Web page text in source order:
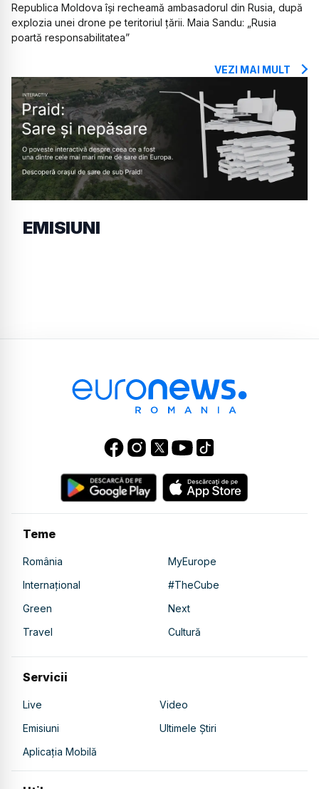
Republica Moldova își recheamă ambasadorul din Rusia, după
explozia unei drone pe teritoriul țării. Maia Sandu: „Rusia
poartă responsabilitatea”
VEZI MAI MULT
EMISIUNI
Teme
România
MyEurope
Internațional
#TheCube
Green
Next
Travel
Cultură
Servicii
Live
Video
Emisiuni
Ultimele Știri
Aplicația Mobilă